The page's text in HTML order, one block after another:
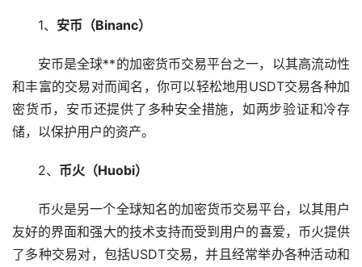
1、 安币（Binanc）
安币是全球**的加密货币交易平台之一，以其高流动性
和丰富的交易对而闻名，你可以轻松地用USDT交易各种加
密货币，安币还提供了多种安全措施，如两步验证和冷存
储，以保护用户的资产。
2、 币火（Huobi）
币火是另一个全球知名的加密货币交易平台，以其用户
友好的界面和强大的技术支持而受到用户的喜爱，币火提供
了多种交易对，包括USDT交易，并且经常举办各种活动和